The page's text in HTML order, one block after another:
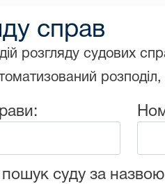
справ
розгляду судових
суду за